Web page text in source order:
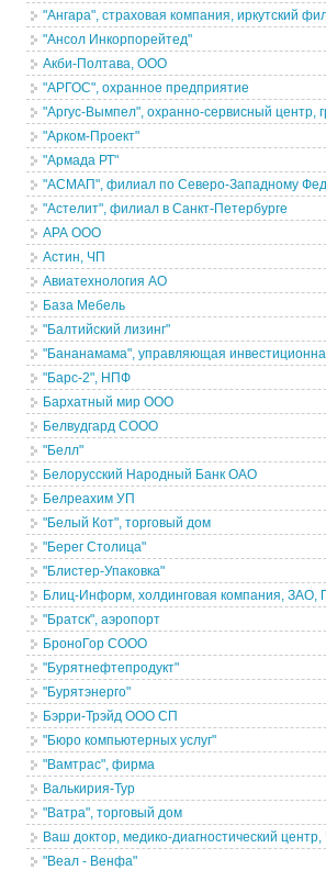
"Ангара", страховая компания, иркутский
"Ансол Инкорпорейтед"
Акби-Полтава, ООО
"АРГОС", охранное предприятие
"Аргус-Вымпел", охранно-сервисный центр,
"Арком-Проект"
"Армада РТ"
"АСМАП", филиал по Северо-Западному
"Астелит", филиал в Санкт-Петербурге
АРА ООО
Астин, ЧП
Авиатехнология АО
База Мебель
"Балтийский лизинг"
"Бананамама", управляющая
"Барс-2", НПФ
Бархатный мир ООО
Белвудгард СООО
"Белл"
Белорусский Народный Банк ОАО
Белреахим УП
"Белый Кот", торговый дом
"Берег Столица"
"Блистер-Упаковка"
Блиц-Информ, холдинговая компания, ЗАО,
"Братск", аэропорт
БроноГор СООО
"Бурятнефтепродукт"
"Бурятэнерго"
Бэрри-Трэйд ООО СП
"Бюро компьютерных услуг"
"Вамтрас", фирма
Валькирия-Тур
"Ватра", торговый дом
Ваш доктор, медико-диагностический центр,
"Веал - Венфа"